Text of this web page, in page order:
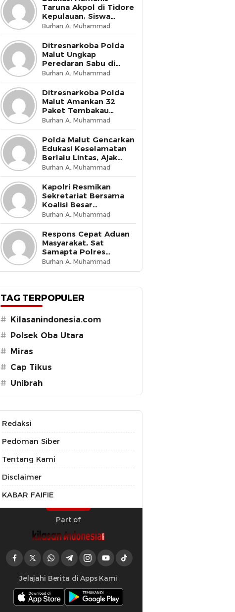
Taruna Akpol di Tidore
Kepulauan, Siswa
Didorong Miliki Disiplin
dan Kemandirian
Burhan A. Muhammad
Ditresnarkoba Polda
Malut Ungkap
Peredaran Sabu di
Halmahera Tengah,
Satu Pengedar
Diamankan
Burhan A. Muhammad
Ditresnarkoba Polda
Malut Amankan 32
Paket Tembakau
Sintetis di Ternate
Utara
Burhan A. Muhammad
Polda Malut Gencarkan
Edukasi Keselamatan
Berlalu Lintas, Ajak
Masyarakat Wujudkan
Budaya Tertib di Jalan
Burhan A. Muhammad
Kapolri Resmikan
Sekretariat Bersama
Koalisi Besar
Perjuangan Buruh
Indonesia, Tegaskan
Komitmen Lindungi
Hak Pekerja dan Jaga
Iklim Investasi
Burhan A. Muhammad
Respons Cepat Aduan
Masyarakat, Sat
Samapta Polres
Ternate Amankan 210
Botol Miras Cap Tikus
Burhan A. Muhammad
TAG TERPOPULER
#
Kilasanindonesia.com
#
Polsek Oba Utara
#
Miras
# Cap Tikus
# Unibrah
Redaksi
Pedoman Siber
Tentang Kami
Disclaimer
KABAR FAIFIE
Part of
Jelajahi Berita di Apps Kami